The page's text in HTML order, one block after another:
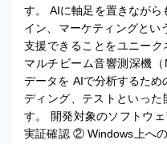
す。 AIに軸足を置きなが
イン、マーケティングとい
支援できることをユニーク
マルチビーム音響測深機
データを AIで分析するた
ディング、テストといった
す。 開発対象のソフトウ
実証確認 ② Windows上へ